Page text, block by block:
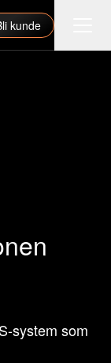
kunde
system som